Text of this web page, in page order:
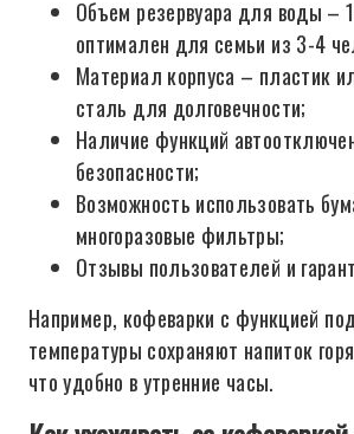
Объем резервуара для воды –
оптимален для семьи из 3-4
Материал корпуса – пластик
сталь для долговечности;
Наличие функций
безопасности;
Возможность использовать
многоразовые фильтры;
Отзывы пользователей и
Например, кофеварки с функцией
температуры сохраняют напиток
что удобно в утренние часы.